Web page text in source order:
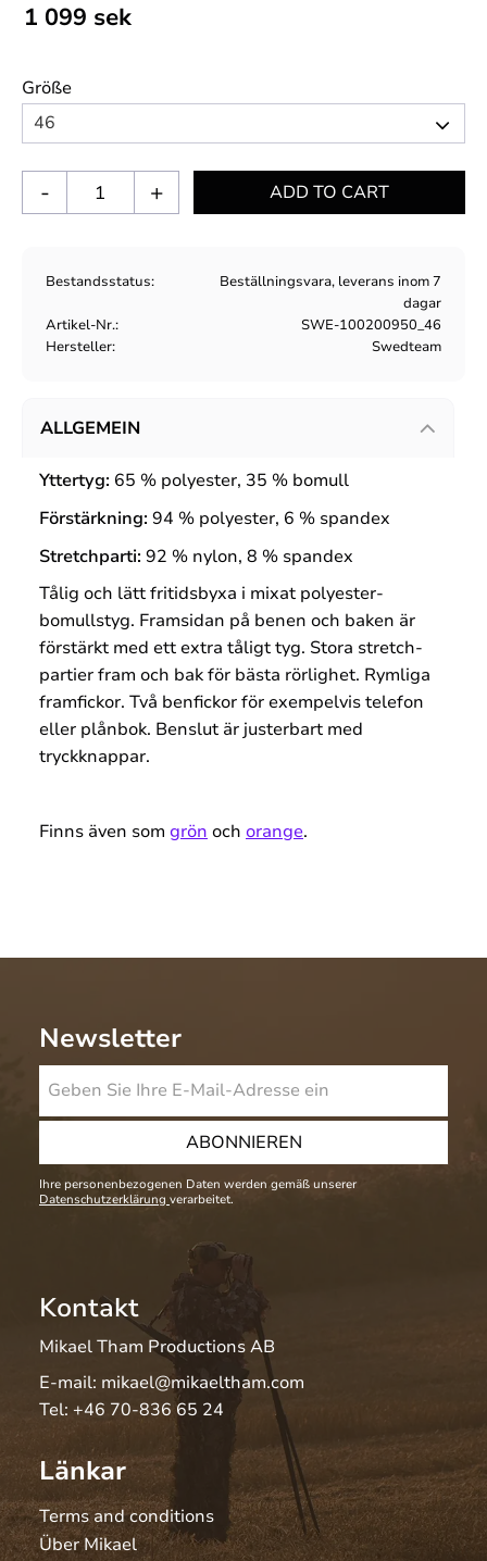
1 099 sek
Größe
+
-
Bestandsstatus
Beställningsvara, leverans inom 7
dagar
Artikel-Nr.
SWE-100200950_46
Hersteller
Swedteam
ALLGEMEIN
Yttertyg: 65 % polyester, 35 % bomull
Förstärkning: 94 % polyester, 6 % spandex
Stretchparti: 92 % nylon, 8 % spandex
Tålig och lätt fritidsbyxa i mixat polyester-
bomullstyg. Framsidan på benen och baken är
förstärkt med ett extra tåligt tyg. Stora stretch-
partier fram och bak för bästa rörlighet. Rymliga
framfickor. Två benfickor för exempelvis telefon
eller plånbok. Benslut är justerbart med
tryckknappar.
Finns även som grönoch orange.
Newsletter
ABONNIEREN
Ihre personenbezogenen Daten werden gemäß unserer
Datenschutzerklärung verarbeitet.
Kontakt
Mikael Tham Productions AB
E-mail: mikael@mikaeltham.com
Tel: +46 70-836 65 24
Länkar
Terms and conditions
Über Mikael